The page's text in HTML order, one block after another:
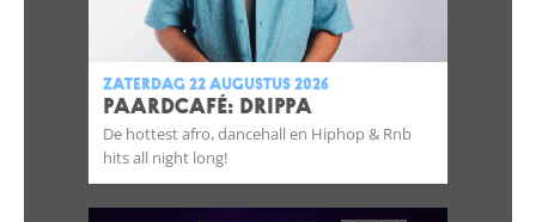
zaterdag 22 augustus 2026
Paardcafé: DRIPPA
De hottest afro, dancehall en Hiphop & Rnb
hits all night long!